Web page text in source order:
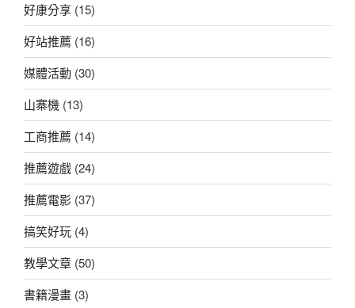
好康分享 (15)
好站推薦 (16)
媒體活動 (30)
山寨機 (13)
工商推薦 (14)
推薦遊戲 (24)
推薦電影 (37)
搞笑好玩 (4)
教學文章 (50)
書籍漫畫 (3)